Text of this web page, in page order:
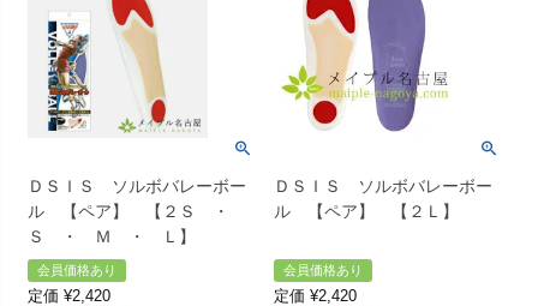
ＤＳＩＳ ソルボバレーボー
ル 【ペア】 【２Ｓ ・
Ｓ ・ Ｍ ・ Ｌ】
会員価格あり
定価 ¥2,420
ＤＳＩＳ ソルボバレーボー
ル 【ペア】 【２Ｌ】
会員価格あり
定価 ¥2,420